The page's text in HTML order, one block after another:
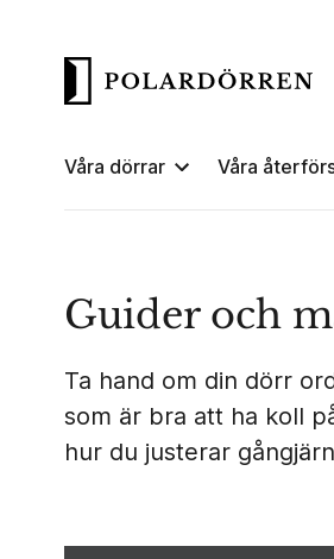
Våra dörrar Våra
Guider och
Ta hand om din dörr
som är bra att ha koll
hur du justerar